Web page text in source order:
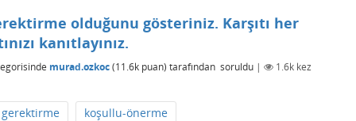
olduğunu gösteriniz. Karşıtı her
kanıtlayınız.
murad.ozkoc(11.6k puan) tarafından soruldu | 1.6k kez
gerektirme koşullu-önerme